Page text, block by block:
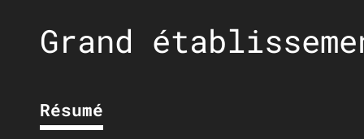
Grand
Résumé